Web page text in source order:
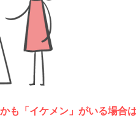
かも「イケメン」がいる場合